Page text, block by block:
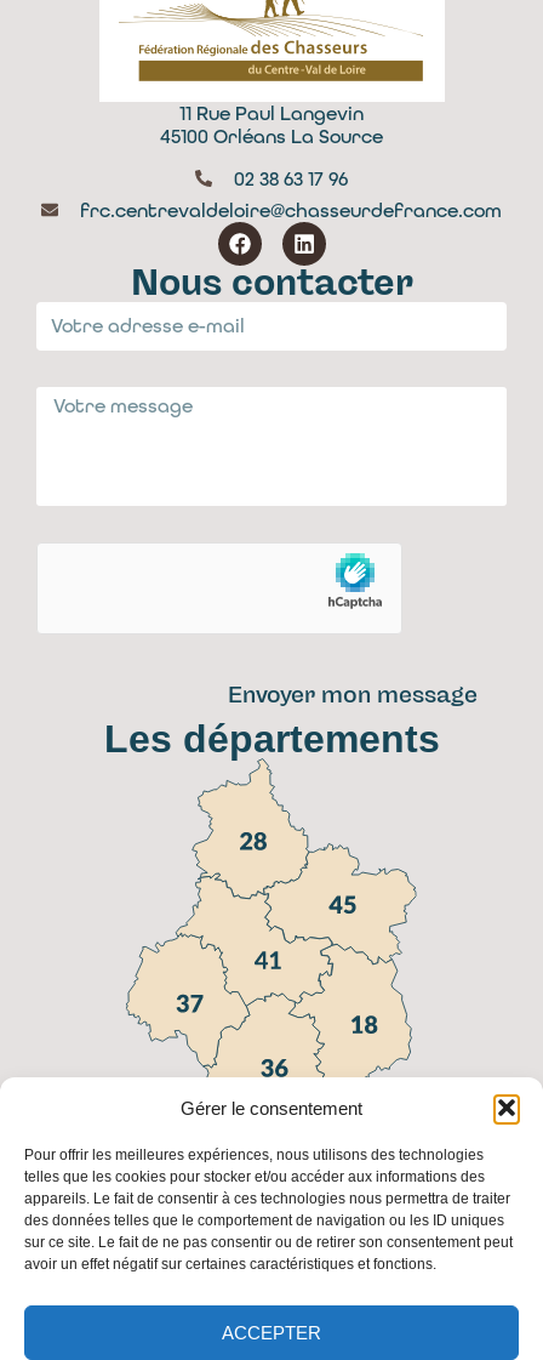
Gérer le consentement
Pour offrir les meilleures expériences, nous utilisons des technologies
telles que les cookies pour stocker et/ou accéder aux informations des
appareils. Le fait de consentir à ces technologies nous permettra de traiter
des données telles que le comportement de navigation ou les ID uniques
sur ce site. Le fait de ne pas consentir ou de retirer son consentement peut
avoir un effet négatif sur certaines caractéristiques et fonctions.
ACCEPTER
11 Rue Paul Langevin
45100 Orléans La Source
02 38 63 17 96
frc.centrevaldeloire@chasseurdefrance.com
Nous contacter
Envoyer mon message
Les départements
Liens utiles
FAQ Fédération
Régionale
Fédération
Nationale
Les
adresses